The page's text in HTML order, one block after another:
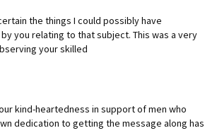
the things I could possibly have
you relating to that subject. This was a very
your skilled
kind-heartedness in support of men who
dedication to getting the message along has